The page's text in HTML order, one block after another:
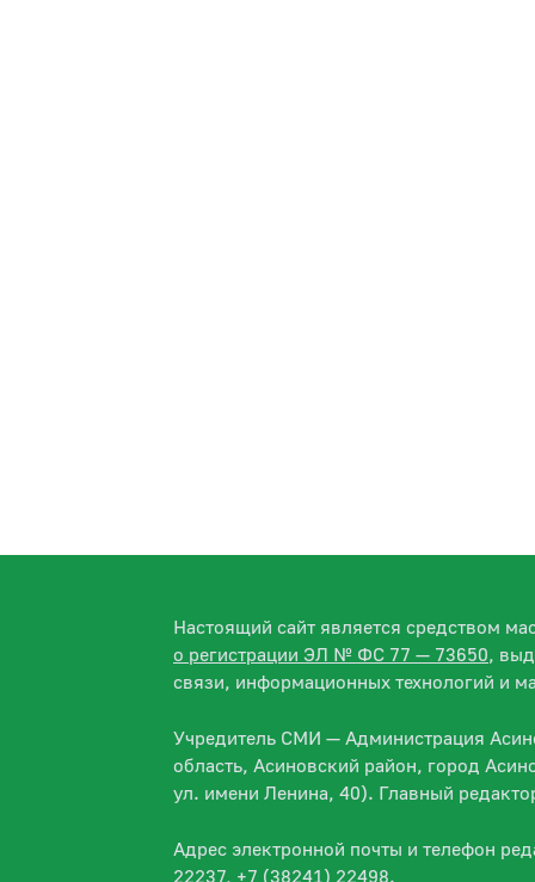
Настоящий сайт является средством
о регистрации ЭЛ № ФС 77 — 73650,
связи, информационных технологий и
Учредитель СМИ — Администрация
область, Асиновский район, город
ул. имени Ленина, 40). Главный
Адрес электронной почты и телефон
22237, +7 (38241) 22498.